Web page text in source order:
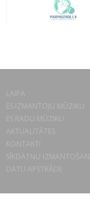
LAIPA
ES IZMANTOJU MŪZIKU
ES RADU MŪZIKU
AKTUALITĀTES
KONTAKTI
SĪKDATŅU
DATU APSTRĀDE